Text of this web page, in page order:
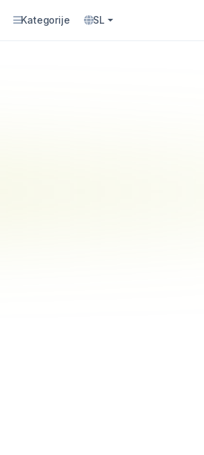
Kategorije SL